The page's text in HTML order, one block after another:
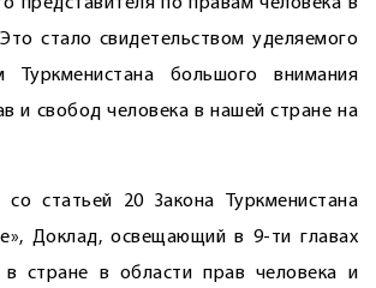
Это стало свидетельством уделяемого
Туркменистана большого внимания
и свобод человека в нашей стране на
со статьей 20 Закона Туркменистана
Доклад, освещающий в 9-ти главах
стране в области прав человека и